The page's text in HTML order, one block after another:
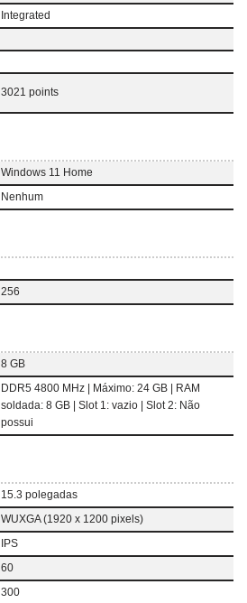
Integrated
3021 points
Windows 11 Home
Nenhum
256
8 GB
DDR5 4800 MHz | Máximo: 24 GB | RAM
soldada: 8 GB | Slot 1: vazio | Slot 2: Não
possui
15.3 polegadas
WUXGA (1920 x 1200 pixels)
IPS
60
300